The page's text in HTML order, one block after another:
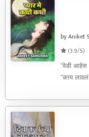
by Aniket
(3.9/5)
“वेडी आहेस
“काय